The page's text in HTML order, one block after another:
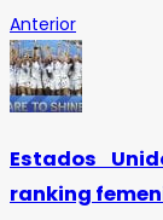
Anterior
Estados
ranking